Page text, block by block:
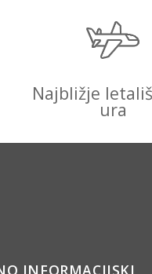
Najbližje
ura
INFORMACIJSKI